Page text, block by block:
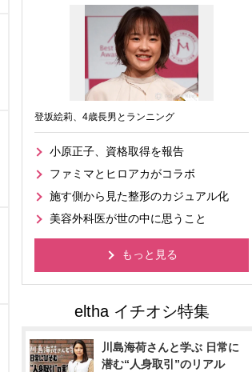
登坂絵莉、4歳長男とランニング
小原正子、資格取得を報告
ファミマとヒロアカがコラボ
施す側から見た整形のカジュアル化
美容外科医が世の中に思うこと
もっと見る
川島海荷さんと学ぶ 日常に
潜む“人身取引”のリアル